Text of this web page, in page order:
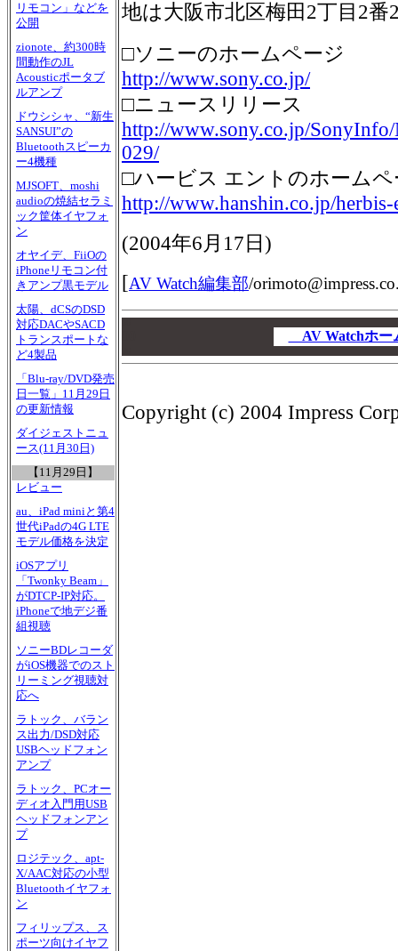
リモコン」などを
公開
zionote、約300時
間動作のJL
Acousticポータブ
ルアンプ
ドウシシャ、“新生
SANSUI”の
Bluetoothスピーカ
ー4機種
MJSOFT、moshi
audioの焼結セラミ
ック筐体イヤフォ
ン
オヤイデ、FiiOの
iPhoneリモコン付
きアンプ黒モデル
太陽、dCSのDSD
対応DACやSACD
トランスポートな
ど4製品
「Blu-ray/DVD発売
日一覧」11月29日
の更新情報
ダイジェストニュ
ース(11月30日)
【11月29日】
レビュー
au、iPad miniと第4
世代iPadの4G LTE
モデル価格を決定
iOSアプリ
「Twonky Beam」
がDTCP-IP対応。
iPhoneで地デジ番
組視聴
ソニーBDレコーダ
がiOS機器でのスト
リーミング視聴対
応へ
ラトック、バラン
ス出力/DSD対応
USBヘッドフォン
アンプ
ラトック、PCオー
ディオ入門用USB
ヘッドフォンアン
プ
ロジテック、apt-
X/AAC対応の小型
Bluetoothイヤフォ
ン
フィリップス、ス
ポーツ向けイヤフ
地は大阪市北区梅田2丁目2番
□ソニーのホームページ
http://www.sony.co.jp/
□ニュースリリース
http://www.sony.co.jp/SonyInfo/
029/
□ハービス エントのホーム
http://www.hanshin.co.jp/herbis-
(2004年6月17日)
[AV Watch編集部/
AV Watchホ
Copyright (c) 2004 Impress